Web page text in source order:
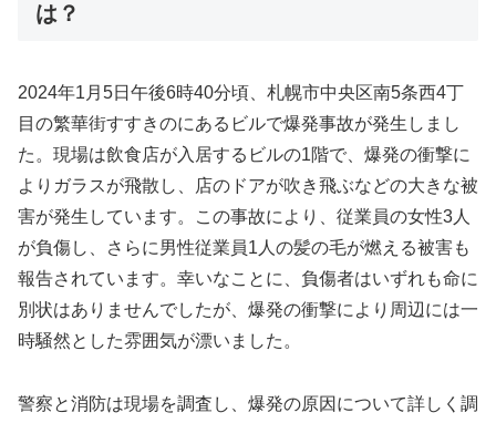
は？
2024年1月5日午後6時40分頃、札幌市中央区南5条西4丁
目の繁華街すすきのにあるビルで爆発事故が発生しまし
た。現場は飲食店が入居するビルの1階で、爆発の衝撃に
よりガラスが飛散し、店のドアが吹き飛ぶなどの大きな被
害が発生しています。この事故により、従業員の女性3人
が負傷し、さらに男性従業員1人の髪の毛が燃える被害も
報告されています。幸いなことに、負傷者はいずれも命に
別状はありませんでしたが、爆発の衝撃により周辺には一
時騒然とした雰囲気が漂いました。
警察と消防は現場を調査し、爆発の原因について詳しく調